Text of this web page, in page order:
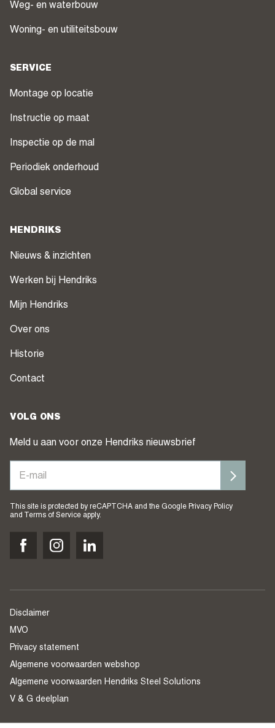
Weg- en waterbouw
Woning- en utiliteitsbouw
SERVICE
Montage op locatie
Instructie op maat
Inspectie op de mal
Periodiek onderhoud
Global service
HENDRIKS
Nieuws & inzichten
Werken bij Hendriks
Mijn Hendriks
Over ons
Historie
Contact
VOLG ONS
Meld u aan voor onze Hendriks nieuwsbrief
This site is protected by reCAPTCHA and the Google Privacy Policy
and
Terms of Service apply.
Disclaimer
MVO
Privacy statement
Algemene voorwaarden webshop
Algemene voorwaarden Hendriks Steel Solutions
V & G deelplan